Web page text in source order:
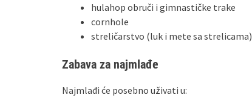
hulahop obruči i gimnastičke trake
cornhole
streličarstvo (luk i mete sa strelicama)
Zabava za najmlađe
Najmlađi će posebno uživati u: